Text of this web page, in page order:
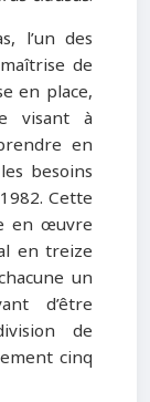
l’un des
de
en place,
visant à
en
besoins
Cette
en œuvre
en treize
un
d’être
de
cinq